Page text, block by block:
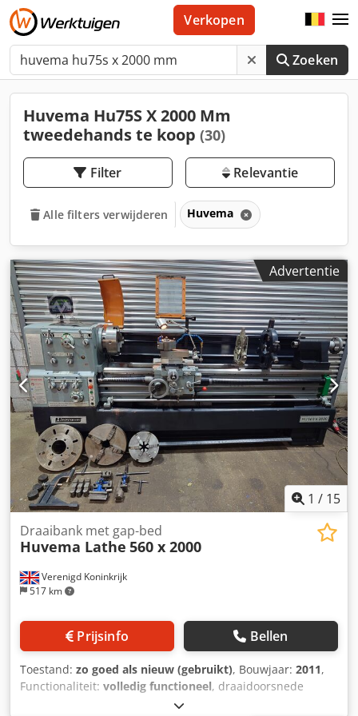
Zoeken
Verkopen
Huvema Hu75S X 2000 Mm
tweedehands te koop (30)
Filter Relevantie
Alle filters verwijderen Huvema
Advertentie
1 / 15
Verenigd Koninkrijk
517 km
Draaibank met gap-bed
Huvema Lathe 560 x 2000
Prijsinfo Bellen
Toestand: zo goed als nieuw (gebruikt), Bouwjaar: 2011,
Functionaliteit: volledig functioneel, draaidoorsnede
355 mm